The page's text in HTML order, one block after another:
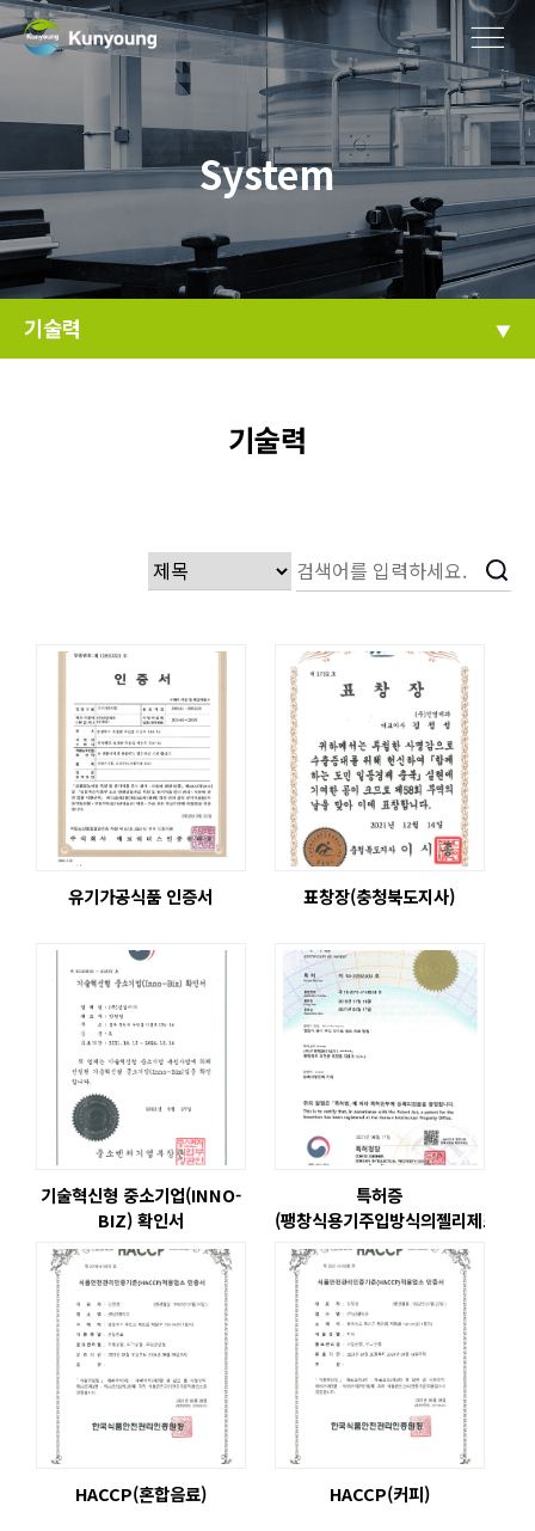
System
기술력
기술력
유기가공식품 인증서 표창장(충청북도지사)
기술혁신형 중소기업(INNO-
BIZ) 확인서
특허증
(팽창식용기주입방식의젤리제조방법)
HACCP(혼합음료) HACCP(커피)